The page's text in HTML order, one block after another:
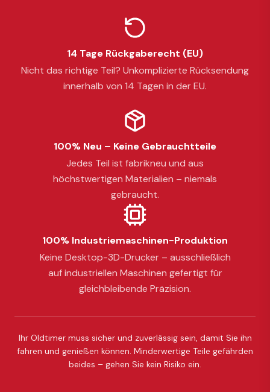
14 Tage Rückgaberecht (EU)
Nicht das richtige Teil? Unkomplizierte Rücksendung
innerhalb von 14 Tagen in der EU.
100% Neu – Keine Gebrauchtteile
Jedes Teil ist fabrikneu und aus
höchstwertigen Materialien – niemals
gebraucht.
100% Industriemaschinen-Produktion
Keine Desktop-3D-Drucker – ausschließlich
auf industriellen Maschinen gefertigt für
gleichbleibende Präzision.
Ihr Oldtimer muss sicher und zuverlässig sein, damit Sie ihn
fahren und genießen können. Minderwertige Teile gefährden
beides – gehen Sie kein Risiko ein.